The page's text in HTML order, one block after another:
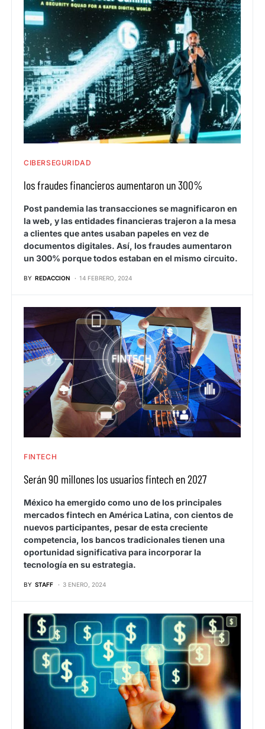
CIBERSEGURIDAD
los fraudes financieros aumentaron un 300%
Post pandemia las transacciones se magnificaron en
la web, y las entidades financieras trajeron a la mesa
a clientes que antes usaban papeles en vez de
documentos digitales. Así, los fraudes aumentaron
un 300% porque todos estaban en el mismo circuito.
BY REDACCION 14 FEBRERO, 2024
FINTECH
Serán 90 millones los usuarios fintech en 2027
México ha emergido como uno de los principales
mercados fintech en América Latina, con cientos de
nuevos participantes, pesar de esta creciente
competencia, los bancos tradicionales tienen una
oportunidad significativa para incorporar la
tecnología en su estrategia.
BY STAFF 3 ENERO, 2024